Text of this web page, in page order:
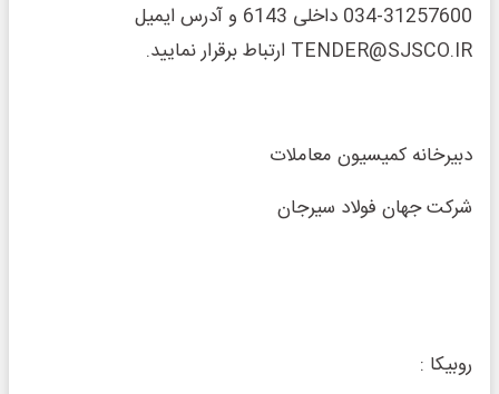
31257600-034 داخلی 6143 و آدرس ایمیل
TENDER@SJSCO.IR ارتباط برقرار نمایید.
دبیرخانه کمیسیون معاملات
شرکت جهان فولاد سیرجان
روبیکا :